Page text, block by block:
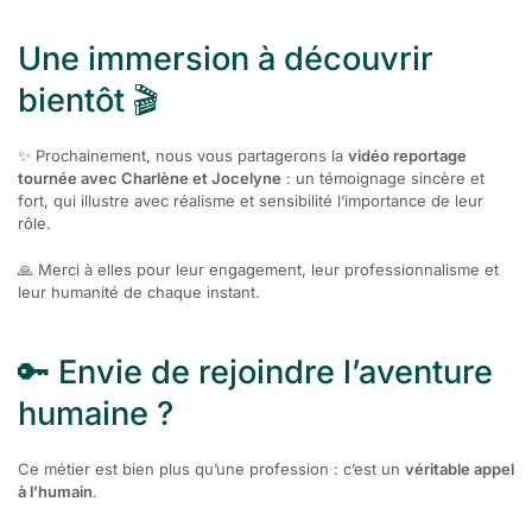
Une immersion à découvrir
bientôt 🎬
✨ Prochainement, nous vous partagerons la vidéo reportage
tournée avec Charlène et Jocelyne : un témoignage sincère et
fort, qui illustre avec réalisme et sensibilité l’importance de leur
rôle.
🙏 Merci à elles pour leur engagement, leur professionnalisme et
leur humanité de chaque instant.
🔑 Envie de rejoindre l’aventure
humaine ?
Ce métier est bien plus qu’une profession : c’est un véritable appel
à l’humain.